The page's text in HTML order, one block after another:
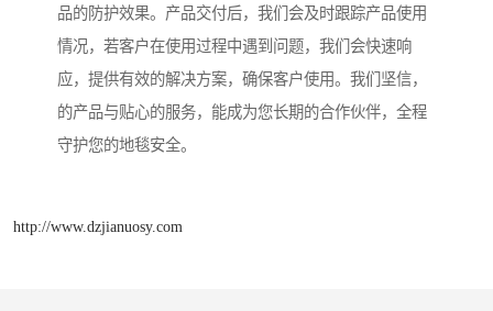
品的防护效果。产品交付后，我们会及时跟踪产品使用
情况，若客户在使用过程中遇到问题，我们会快速响
应，提供有效的解决方案，确保客户使用。我们坚信，
的产品与贴心的服务，能成为您长期的合作伙伴，全程
守护您的地毯安全。
http://www.dzjianuosy.com